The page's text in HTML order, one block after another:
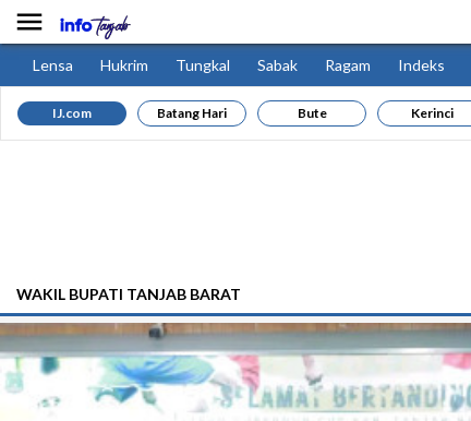

Lensa Hukrim Tungkal Sabak Ragam Indeks
IJ.com Batang Hari Bute Kerinci
WAKIL BUPATI TANJAB BARAT